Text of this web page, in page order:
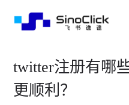
twitter注册有哪
更顺利？